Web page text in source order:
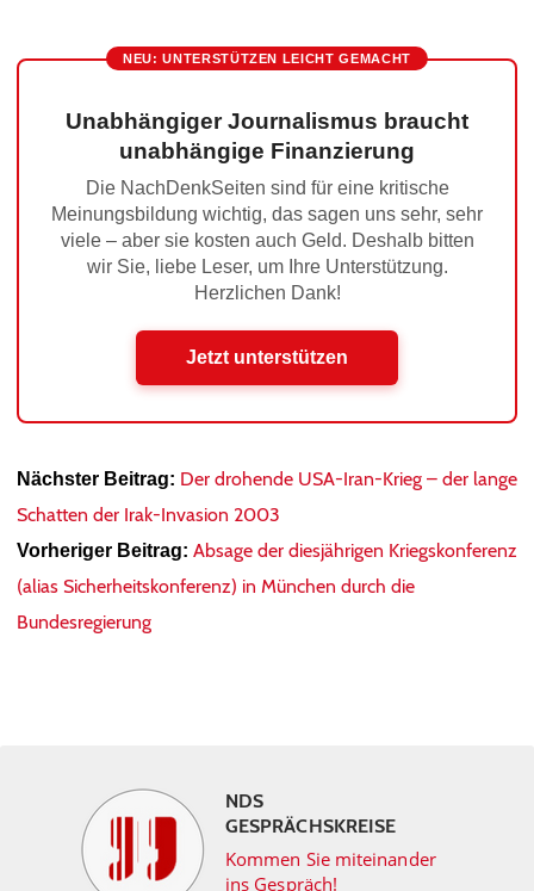
NEU: UNTERSTÜTZEN LEICHT GEMACHT
Unabhängiger Journalismus braucht
unabhängige Finanzierung
Die NachDenkSeiten sind für eine kritische
Meinungsbildung wichtig, das sagen uns sehr, sehr
viele – aber sie kosten auch Geld. Deshalb bitten
wir Sie, liebe Leser, um Ihre Unterstützung.
Herzlichen Dank!
Jetzt unterstützen
Nächster Beitrag: Der drohende USA-Iran-Krieg – der lange
Schatten der Irak-Invasion 2003
Vorheriger Beitrag: Absage der diesjährigen Kriegskonferenz
(alias Sicherheitskonferenz) in München durch die
Bundesregierung
NDS
GESPRÄCHSKREISE
Kommen Sie miteinander
ins Gespräch!